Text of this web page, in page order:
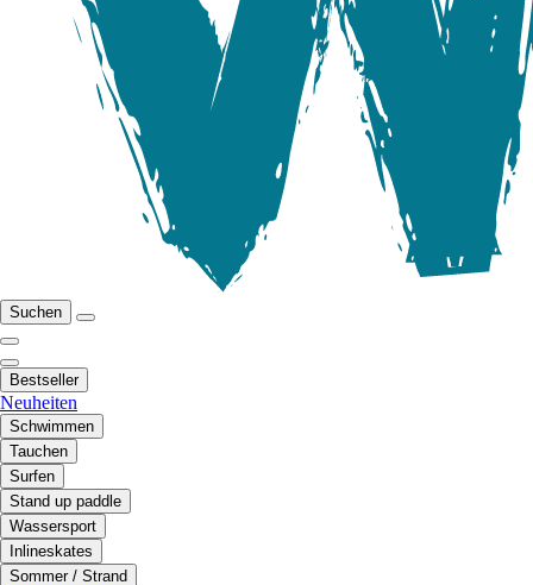
Suchen
Bestseller
Neuheiten
Schwimmen
Tauchen
Surfen
Stand up paddle
Wassersport
Inlineskates
Sommer / Strand